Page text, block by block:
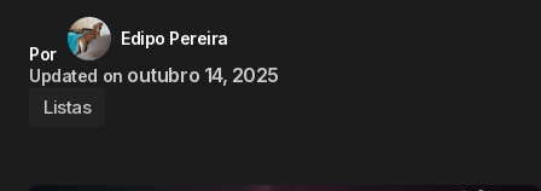
Por
Edipo Pereira
Updated on outubro 14, 2025
Listas